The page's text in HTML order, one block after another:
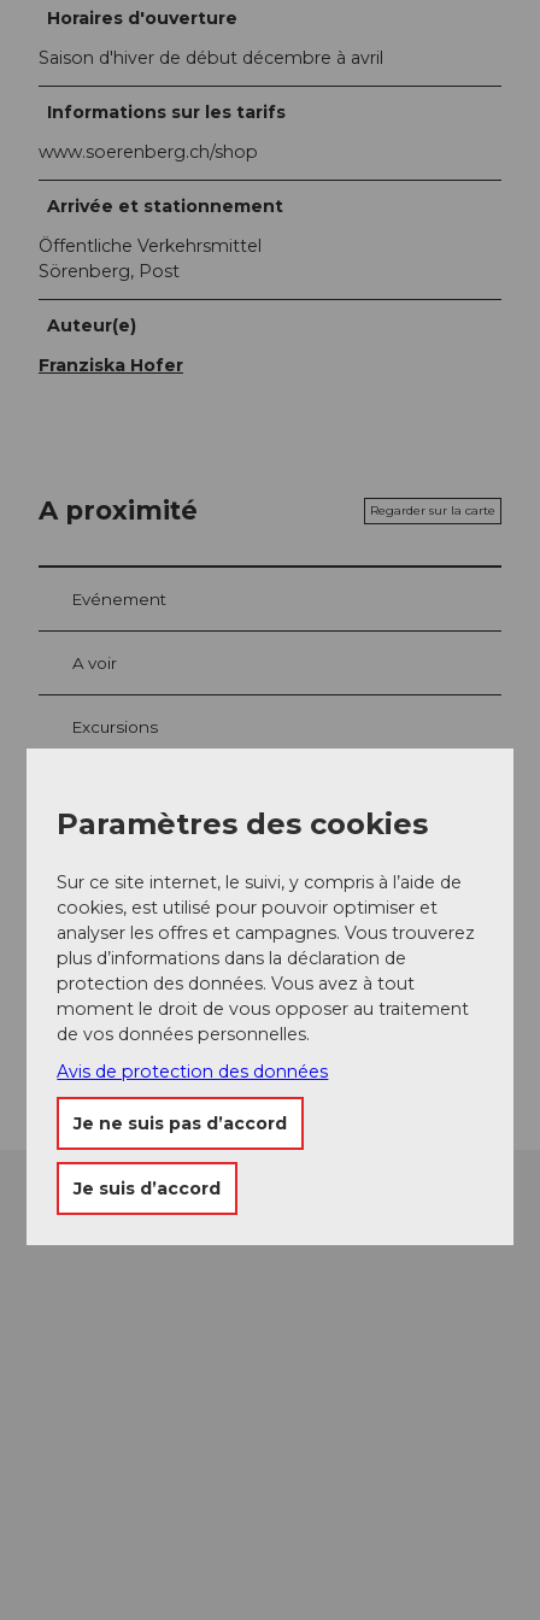
Horaires d'ouverture
Saison d'hiver de début décembre à avril
Informations sur les tarifs
www.soerenberg.ch/shop
Arrivée et stationnement
Öffentliche Verkehrsmittel
Sörenberg, Post
Auteur(e)
Franziska Hofer
A proximité Regarder sur la carte
Evénement
A voir
Excursions
Contact
Hinter Schöniseistrasse
6174Sörenberg
+41 41 488 21 21
bahnen@soerenberg.ch
Website
Paramètres des cookies
Sur ce site internet, le suivi, y compris à l’aide de
cookies, est utilisé pour pouvoir optimiser et
analyser les offres et campagnes. Vous trouverez
plus d’informations dans la déclaration de
protection des données. Vous avez à tout
moment le droit de vous opposer au traitement
de vos données personnelles.
Avis de protection des données
Je ne suis pas d’accord
Je suis d’accord